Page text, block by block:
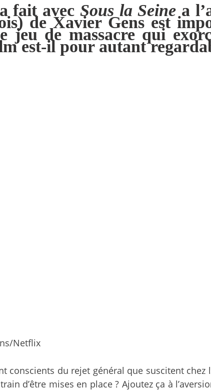
fait avec Sous la Seine a
de Xavier Gens est
jeu de massacre qui
est-il pour autant
Netflix
conscients du rejet général que suscitent chez
d’être mises en place ? Ajoutez ça à